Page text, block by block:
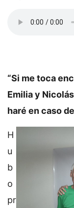
“Si me toca
Emilia y
haré en caso
H
u
b
o
pr